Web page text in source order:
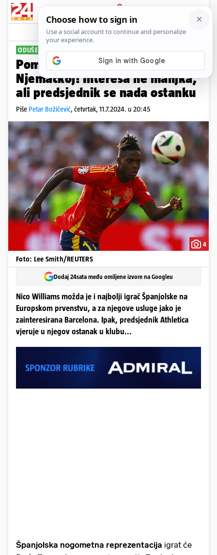
PRIJAVA
Sport Komentari
ODUŠEVIO JE IGRAMA U NJEMAČKOJ
Pomana za hit-igračem Eura u
Njemačkoj! Interesa ne manjka,
ali predsjednik se nada ostanku
Piše Petar Božičević, četvrtak, 11.7.2024. u 20:45
4
Foto: Lee Smith/REUTERS
Dodaj 24sata među omiljene izvore na Googleu
Nico Williams možda je i najbolji igrač Španjolske na
Europskom prvenstvu, a za njegove usluge jako je
zainteresirana Barcelona. Ipak, predsjednik Athletica
vjeruje u njegov ostanak u klubu...
Španjolska nogometna reprezentacija igrat će